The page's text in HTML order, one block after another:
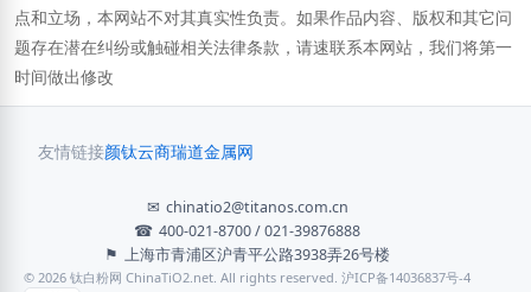
点和立场，本网站不对其真实性负责。如果作品内容、版权和其它问
题存在潜在纠纷或触碰相关法律条款，请速联系本网站，我们将第一
时间做出修改
友情链接颜钛云商瑞道金属网
✉ chinatio2@titanos.com.cn
☎ 400-021-8700 / 021-39876888
⚑ 上海市青浦区沪青平公路3938弄26号楼
© 2026 钛白粉网 ChinaTiO2.net. All rights reserved. 沪ICP备14036837号-4